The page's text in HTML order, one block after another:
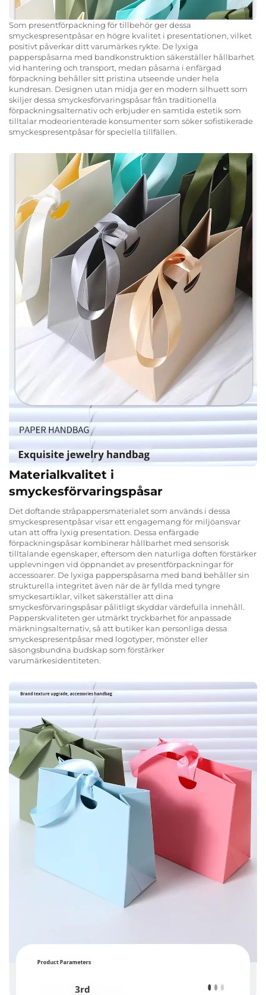
Som presentförpackning för tillbehör ger dessa
smyckespresentpåsar en högre kvalitet i presentationen, vilket
positivt påverkar ditt varumärkes rykte. De lyxiga
papperspåsarna med bandkonstruktion säkerställer hållbarhet
vid hantering och transport, medan påsarna i enfärgad
förpackning behåller sitt pristina utseende under hela
kundresan. Designen utan midja ger en modern silhuett som
skiljer dessa smyckesförvaringspåsar från traditionella
förpackningsalternativ och erbjuder en samtida estetik som
tilltalar modeorienterade konsumenter som söker sofistikerade
smyckespresentpåsar för speciella tillfällen.
Materialkvalitet i
smyckesförvaringspåsar
Det doftande stråpappersmaterialet som används i dessa
smyckespresentpåsar visar ett engagemang för miljöansvar
utan att offra lyxig presentation. Dessa enfärgade
förpackningspåsar kombinerar hållbarhet med sensorisk
tilltalande egenskaper, eftersom den naturliga doften förstärker
upplevningen vid öppnandet av presentförpackningar för
accessoarer. De lyxiga papperspåsarna med band behåller sin
strukturella integritet även när de är fyllda med tyngre
smyckesartiklar, vilket säkerställer att dina
smyckesförvaringspåsar pålitligt skyddar värdefulla innehåll.
Papperskvaliteten ger utmärkt tryckbarhet för anpassade
märkningsalternativ, så att butiker kan personliga dessa
smyckespresentpåsar med logotyper, mönster eller
säsongsbundna budskap som förstärker
varumärkesidentiteten.